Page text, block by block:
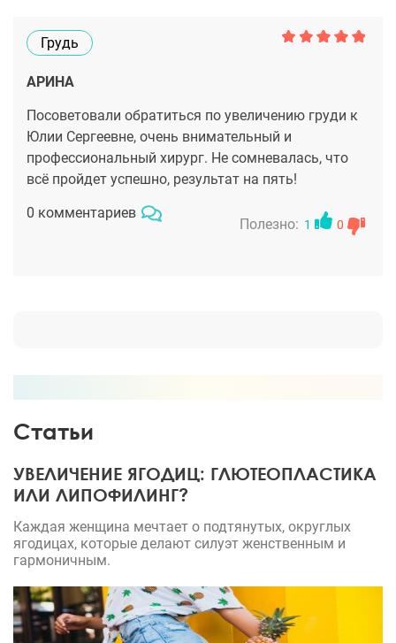
Грудь
АРИНА
Посоветовали обратиться по увеличению груди к
Юлии Сергеевне, очень внимательный и
профессиональный хирург. Не сомневалась, что
всё пройдет успешно, результат на пять!
0 комментариев
Полезно: 1 0
Статьи
УВЕЛИЧЕНИЕ ЯГОДИЦ: ГЛЮТЕОПЛАСТИКА
ИЛИ ЛИПОФИЛИНГ?
Каждая женщина мечтает о подтянутых, округлых
ягодицах, которые делают силуэт женственным и
гармоничным.